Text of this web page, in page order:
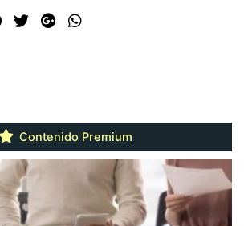
Contenido Premium